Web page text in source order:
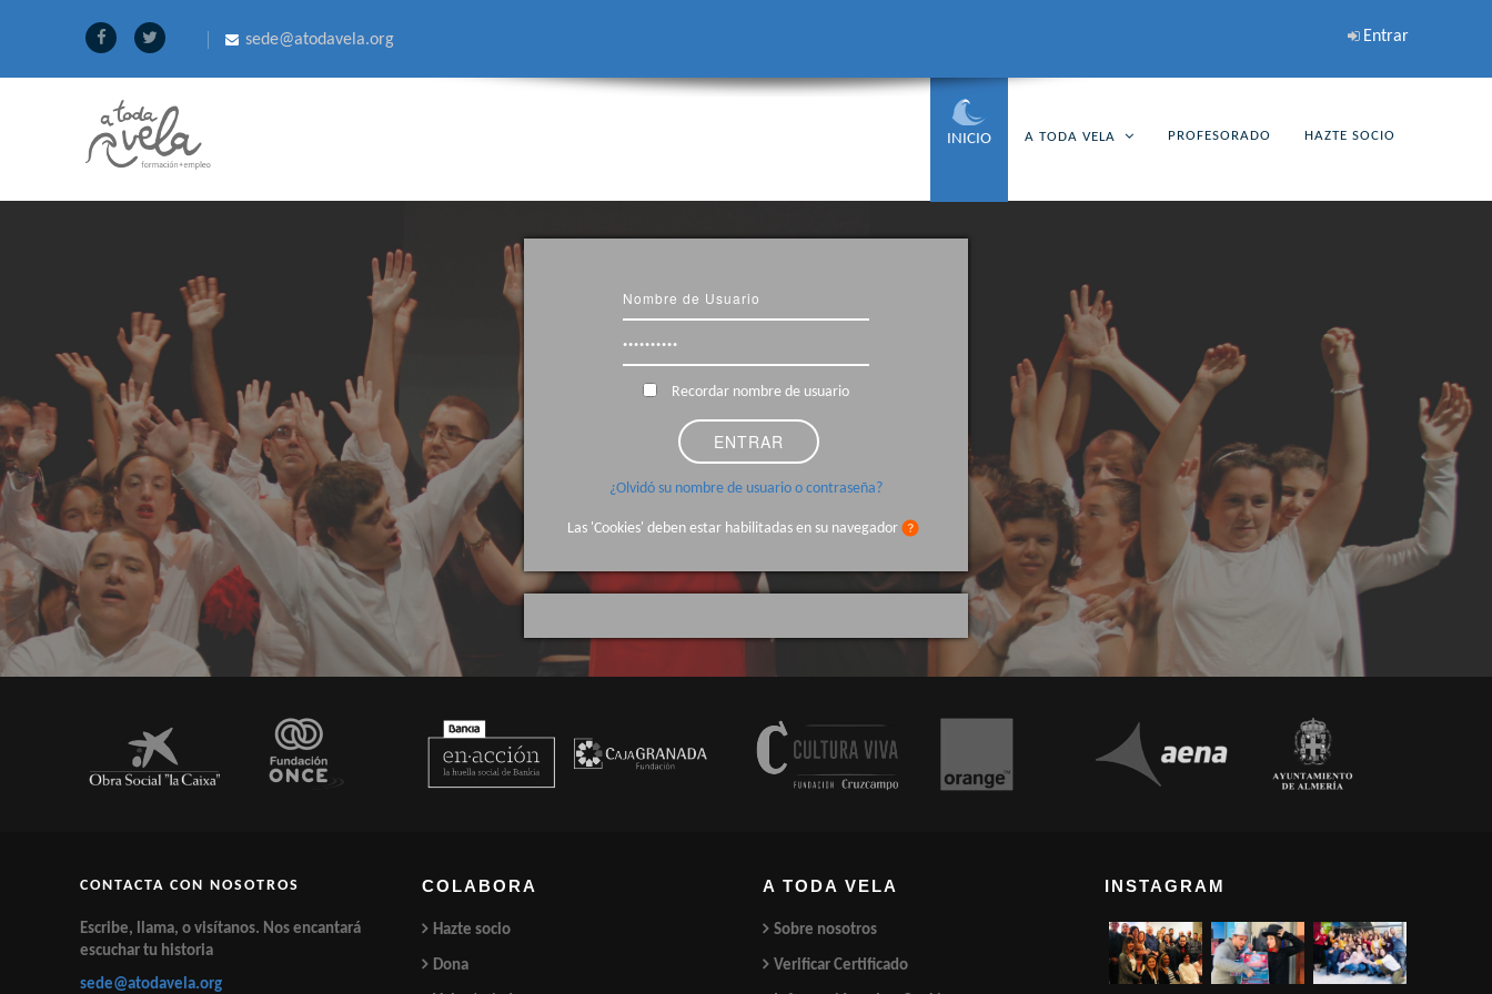
sede@atodavela.org Entrar
INICIO A TODA VELA PROFESORADO HAZTE SOCIO
Recordar nombre de usuario
¿Olvidó su nombre de usuario o contraseña?
Las 'Cookies' deben estar habilitadas en su navegador
CONTACTA CON NOSOTROS
Escribe, llama, o visítanos. Nos encantará
escuchar tu historia
sede@atodavela.org
COLABORA
Hazte socio
Dona
A TODA VELA
Sobre nosotros
Verificar Certificado
INSTAGRAM